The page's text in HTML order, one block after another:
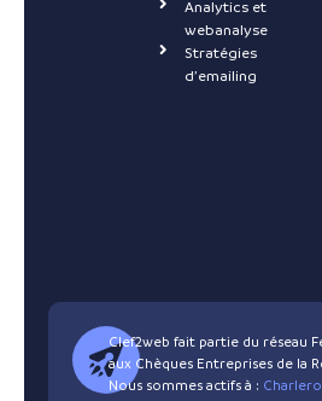
Analytics et
webanalyse
Stratégies
d’emailing
Clef2web fait partie du réseau
aux Chèques Entreprises de la
Nous sommes actifs à :